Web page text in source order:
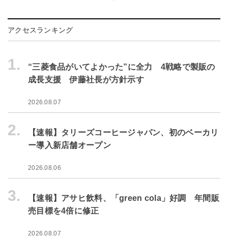
アクセスランキング
1.
“三菱食品がいてよかった”に全力 4戦略で製販の
成長支援 伊藤社長が方針示す
2026.08.07
2.
【速報】タリーズコーヒージャパン、初のベーカリ
ー導入新店舗オープン
2026.08.06
3.
【速報】アサヒ飲料、「green cola」好調 年間販
売目標を4倍に修正
2026.08.07